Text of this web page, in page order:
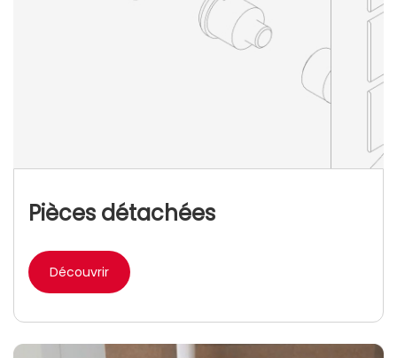
Pièces détachées
Découvrir